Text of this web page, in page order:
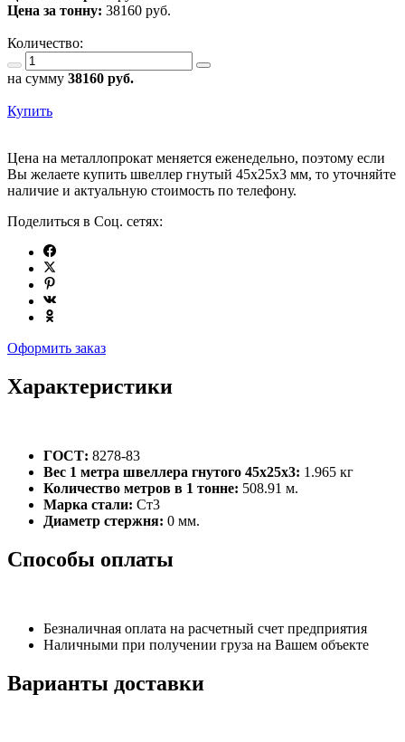
Цена за тонну: 38160 руб.
Количество:
на сумму 38160 руб.
Купить
Цена на металлопрокат меняется еженедельно, поэтому если
Вы желаете купить швеллер гнутый 45х25х3 мм, то уточняйте
наличие и актуальную стоимость по телефону.
Поделиться в Соц. сетях:
Оформить заказ
Характеристики
ГОСТ: 8278-83
Вес 1 метра швеллера гнутого 45х25х3: 1.965 кг
Количество метров в 1 тонне: 508.91 м.
Марка стали: Ст3
Диаметр стержня: 0 мм.
Способы оплаты
Безналичная оплата на расчетный счет предприятия
Наличными при получении груза на Вашем объекте
Варианты доставки